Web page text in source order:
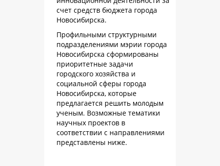
счет средств бюджета города
Новосибирска.
Профильными структурными
подразделениями мэрии города
Новосибирска сформированы
приоритетные задачи
городского хозяйства и
социальной сферы города
Новосибирска, которые
предлагается решить молодым
ученым. Возможные тематики
научных проектов в
соответствии с направлениями
представлены ниже.